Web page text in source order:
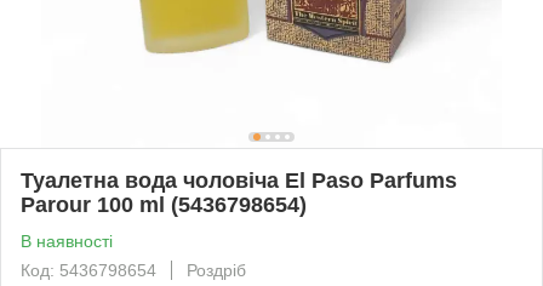
Туалетна вода чоловіча El Paso Parfums
Parour 100 ml (5436798654)
В наявності
Код: 5436798654
Роздріб